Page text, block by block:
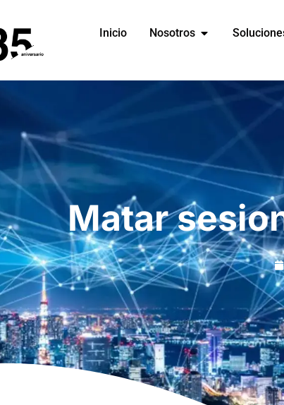
Inicio Nosotros
Matar